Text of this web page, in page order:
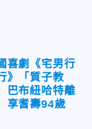
喜劇《宅男行
》「質子教
巴布紐哈特離
耆壽94歲